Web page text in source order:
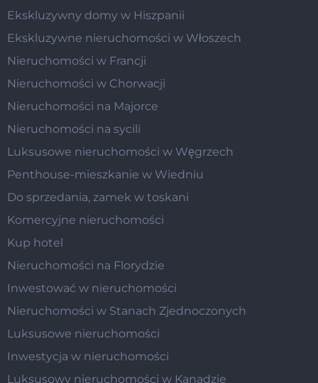
Ekskluzywny domy w Hiszpanii
Ekskluzywne nieruchomości w Włoszech
Nieruchomości w Francji
Nieruchomości w Chorwacji
Nieruchomości na Majorce
Nieruchomości na sycili
Luksusowe nieruchomości w Węgrzech
Penthouse-mieszkanie w Wiedniu
Do sprzedania, zamek w toskani
Komercyjne nieruchomości
Kup hotel
Nieruchomości na Florydzie
Inwestować w nieruchomości
Nieruchomości w Stanach Zjednoczonych
Luksusowe nieruchomości
Inwestycja w nieruchomości
Luksusowy nieruchomości w Kanadzie